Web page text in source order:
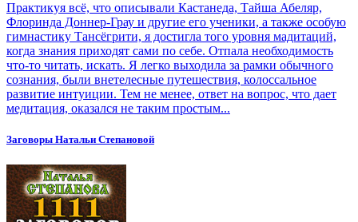
Практикуя всё, что описывали Кастанеда, Тайша Абеляр,
Флоринда Доннер-Грау и другие его ученики, а также особую
гимнастику Тансёгрити, я достигла того уровня мадитаций,
когда знания приходят сами по себе. Отпала необходимость
что-то читать, искать. Я легко выходила за рамки обычного
сознания, были внетелесные путешествия, колоссальное
развитие интуиции. Тем не менее, ответ на вопрос, что дает
медитация, оказался не таким простым...
Заговоры Натальи Степановой